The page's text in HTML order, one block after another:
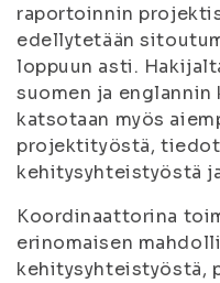
raportoinnin
edellytetään
loppuun asti.
suomen ja
katsotaan myös
projektityöstä,
kehitysyhteistyöstä
Koordinaattorina
erinomaisen
kehitysyhteistyöstä,